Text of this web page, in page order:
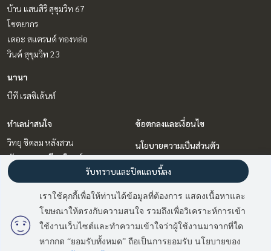
มี2คนกำลังดูประกาศนี้
บ้าน แสนสิริ สุขุมวิท 67
โชตยากร
เดอะ สแตรนด์ ทองหล่อ
วินด์ สุขุมวิท 23
นานา
บีที เรสซิเด้นท์
ทำเลน่าสนใจ
วิทยุ ชิดลม หลังสวน
พัฒนาการ ศรีนครินทร์
สุขุมวิท อโศก ทองหล่อ
อ่อนนุช อุดมสุข
ข้อตกลงและเงื่อนไข
นโยบายความเป็นส่วนตัว
เกี่ยวกับเรา
วิธีการฝากขาย-เช่า
ติดต่อ
เราใช้คุกกี้เพื่อให้ท่านได้ข้อมูลที่ต้องการ แสดงเนื้อหาและ
โฆษณาให้ตรงกับความสนใจ รวมถึงเพื่อวิเคราะห์การเข้า
ใช้งานเว็บไซต์และทำความเข้าใจว่าผู้ใช้งานมาจากที่ใด
หากกด “ยอมรับทั้งหมด” ถือเป็นการยอมรับ นโยบายของ
รับทราบและปิดแถบนี้ลง